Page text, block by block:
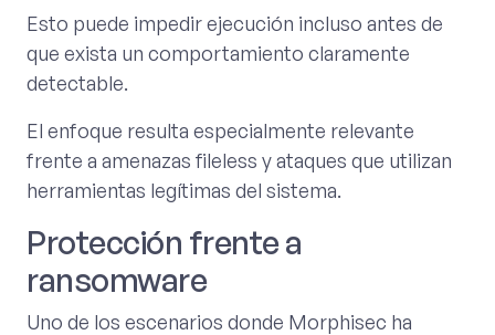
Esto puede impedir ejecución incluso antes de
que exista un comportamiento claramente
detectable.
El enfoque resulta especialmente relevante
frente a amenazas fileless y ataques que utilizan
herramientas legítimas del sistema.
Protección frente a
ransomware
Uno de los escenarios donde Morphisec ha